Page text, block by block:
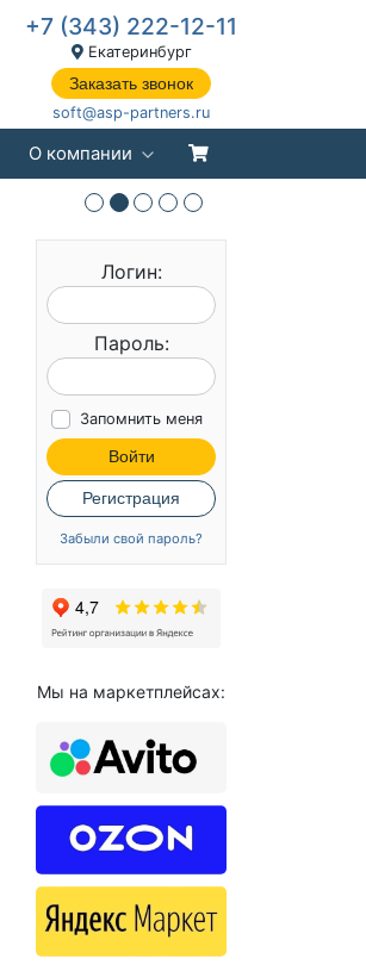
+7 (343) 222-12-11
Екатеринбург
Заказать звонок
soft@asp-partners.ru
О компании
Логин:
Пароль:
Запомнить меня
Войти
Регистрация
Забыли свой пароль?
Мы на маркетплейсах: